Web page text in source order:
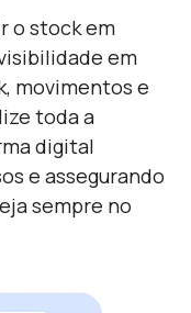
o stock em
em
movimentos e
toda a
digital
e assegurando
sempre no